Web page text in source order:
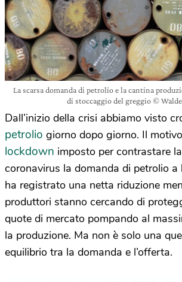
La scarsa domanda di petrolio e la cantina
di stoccaggio del greggio ©
Dall’inizio della crisi abbiamo visto
petrolio giorno dopo giorno. Il
lockdown imposto per contrastare
coronavirus la domanda di petrolio a
ha registrato una netta riduzione
produttori stanno cercando di
quote di mercato pompando al
la produzione. Ma non è solo una
equilibrio tra la domanda e l’offerta.